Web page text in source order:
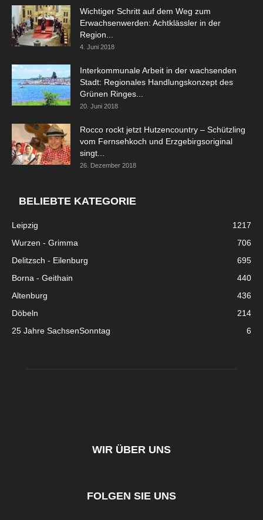
Wichtiger Schritt auf dem Weg zum
Erwachsenwerden: Achtklässler in der
Region...
4. Juni 2018
Interkommunale Arbeit in der wachsenden
Stadt: Regionales Handlungskonzept des
Grünen Ringes...
20. Juni 2018
Rocco rockt jetzt Hutzencountry – Schützling
vom Fernsehkoch und Erzgebirgsoriginal
singt...
26. Dezember 2018
BELIEBTE KATEGORIE
Leipzig
1217
Wurzen - Grimma
706
Delitzsch - Eilenburg
695
Borna - Geithain
440
Altenburg
436
Döbeln
214
25 Jahre SachsenSonntag
6
WIR ÜBER UNS
FOLGEN SIE UNS